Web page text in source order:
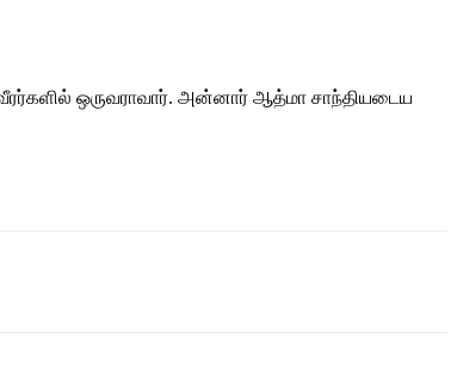
ஒருவராவார். அன்னார் ஆத்மா சாந்தியடைய